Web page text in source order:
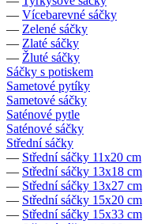
— Vícebarevné sáčky
— Zelené sáčky
— Zlaté sáčky
— Žluté sáčky
Sáčky s potiskem
Sametové pytíky
Sametové sáčky
Saténové pytle
Saténové sáčky
Střední sáčky
— Střední sáčky 11x20 cm
— Střední sáčky 13x18 cm
— Střední sáčky 13x27 cm
— Střední sáčky 15x20 cm
— Střední sáčky 15x33 cm